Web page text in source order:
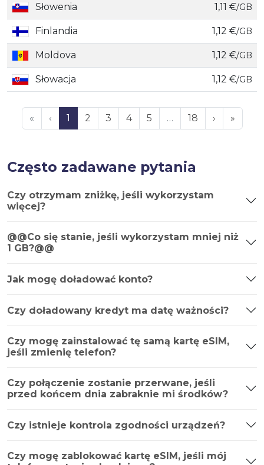
Słowenia 1,11 €/GB
Finlandia 1,12 €/GB
Moldova 1,12 €/GB
Słowacja 1,12 €/GB
« ‹ 1 2 3 4 5 … 18 › »
Często zadawane pytania
Czy otrzymam zniżkę, jeśli wykorzystam
więcej?
@@Co się stanie, jeśli wykorzystam mniej niż
1 GB?@@
Jak mogę doładować konto?
Czy doładowany kredyt ma datę ważności?
Czy mogę zainstalować tę samą kartę eSIM,
jeśli zmienię telefon?
Czy połączenie zostanie przerwane, jeśli
przed końcem dnia zabraknie mi środków?
Czy istnieje kontrola zgodności urządzeń?
Czy mogę zablokować kartę eSIM, jeśli mój